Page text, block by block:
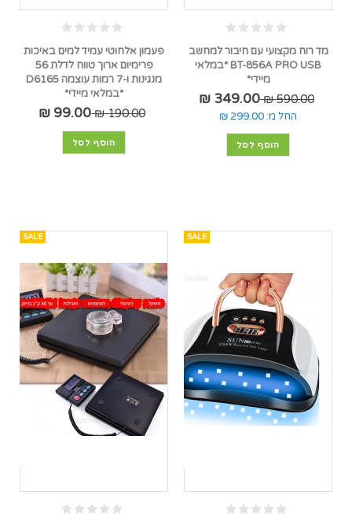
מד רוח מקצועי עם חיבור למחשב
BT-856A PRO USB *במלאי
מיידי*
590.00 ₪
349.00 ₪
החל מ: 299.00 ₪
הוסף לסל
פעמון אלחוטי עמיד למים באיכות
פרימיום ארוך טווח לדלת 56
מנגינות ו-7 רמות עוצמה D6165
*במלאי מיידי*
190.00 ₪
99.00 ₪
הוסף לסל
SALE
SALE